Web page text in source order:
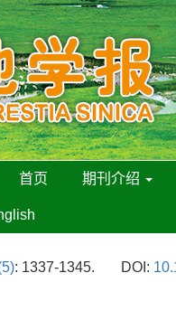
首页 期刊介绍
: 1337-1345. DOI: